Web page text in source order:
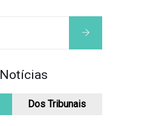
Notícias
Dos Tribunais